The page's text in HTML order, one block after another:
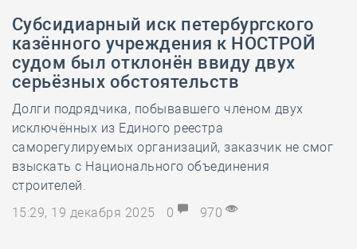
Субсидиарный иск петербургского
казённого учреждения к НОСТРОЙ
судом был отклонён ввиду двух
серьёзных обстоятельств
Долги подрядчика, побывавшего членом двух
исключённых из Единого реестра
саморегулируемых организаций, заказчик не смог
взыскать с Национального объединения
строителей.
15:29, 19 декабря 2025
0 970